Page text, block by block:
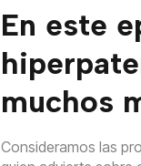
En este
muchos
Consideramos las